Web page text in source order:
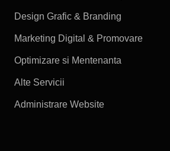
Design Grafic & Branding
Marketing Digital & Promovare
Optimizare si Mentenanta
Alte Servicii
Administrare Website